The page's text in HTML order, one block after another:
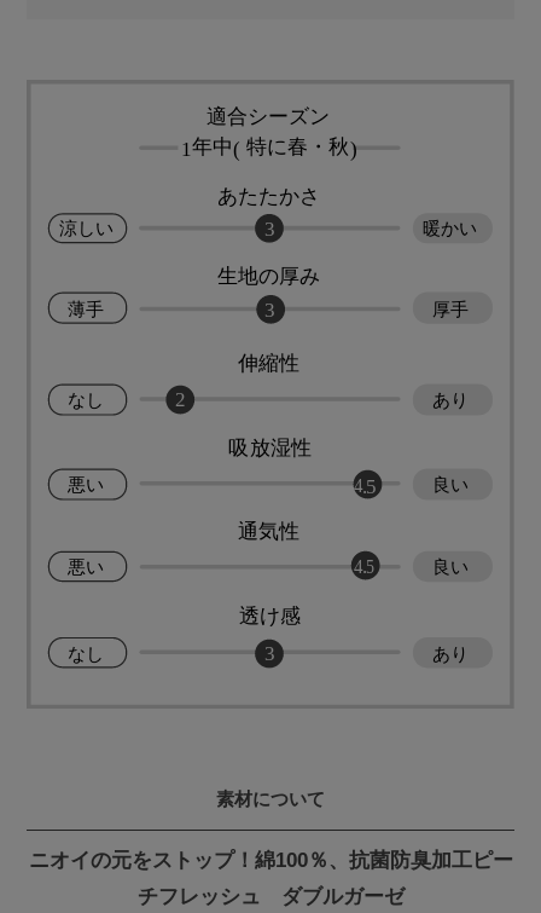
素材について
ニオイの元をストップ！綿100％、抗菌防臭加工ピー
チフレッシュ ダブルガーゼ